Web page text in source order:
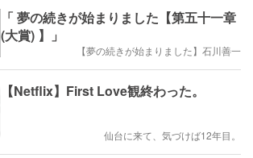
「 夢の続きが始まりました【第五十一章
(大賞) 】」
【夢の続きが始まりました】石川善一
【Netflix】First Love観終わった。
仙台に来て、気づけば12年目。